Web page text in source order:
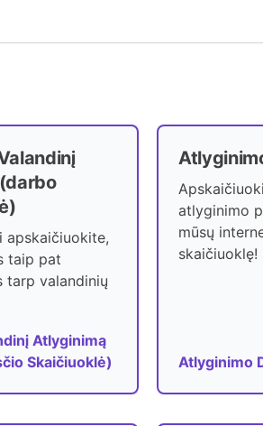
apskaičiuokite,
taip pat
tarp valandinių
Atlyginimą
Skaičiuoklė)
atlyginimo
mūsų
skaičiuoklę!
Atlyginimo